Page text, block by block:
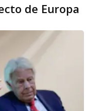
de Europa